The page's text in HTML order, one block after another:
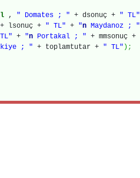
, " Domates ; " + dsonuç + " TL"
+ lsonuç + " TL" + "n Maydanoz ; "
+ "n Portakal ; " + mmsonuç +
; " + toplamtutar + " TL" ) ;